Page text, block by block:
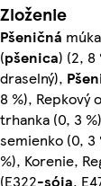
Zloženie
Pšeničná
(pšenica) (2, 8
draselný),
8 %), Repkový
trhanka (0, 3
semienko (0, 3
%), Korenie,
(E322-sója,